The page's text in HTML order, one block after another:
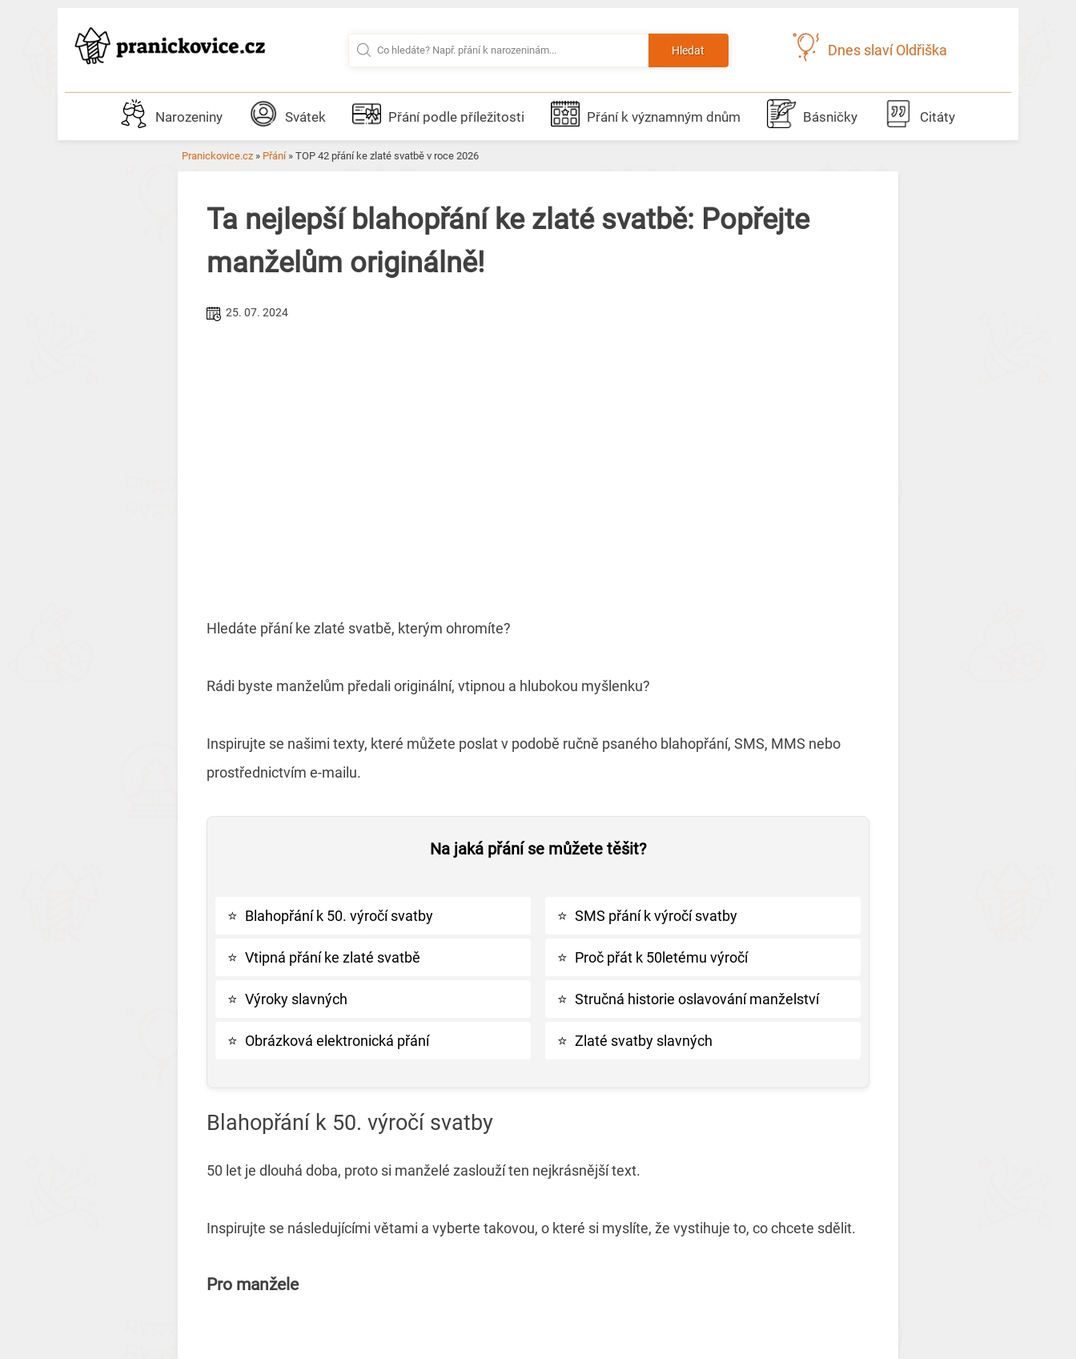
Hledat Dnes slaví Oldřiška
Narozeniny Svátek Přání podle příležitosti Přání k významným dnům Básničky Citáty
Pranickovice.cz » Přání» TOP 42 přání ke zlaté svatbě v roce 2026
Ta nejlepší blahopřání ke zlaté svatbě: Popřejte
manželům originálně!
25. 07. 2024
Hledáte přání ke zlaté svatbě, kterým ohromíte?
Rádi byste manželům předali originální, vtipnou a hlubokou myšlenku?
Inspirujte se našimi texty, které můžete poslat v podobě ručně psaného blahopřání, SMS, MMS nebo
prostřednictvím e-mailu.
Na jaká přání se můžete těšit?
⭐ Blahopřání k 50. výročí svatby
⭐ Vtipná přání ke zlaté svatbě
⭐ Výroky slavných
⭐ Obrázková elektronická přání
⭐ SMS přání k výročí svatby
⭐ Proč přát k 50letému výročí
⭐ Stručná historie oslavování manželství
⭐ Zlaté svatby slavných
Blahopřání k 50. výročí svatby
50 let je dlouhá doba, proto si manželé zaslouží ten nejkrásnější text.
Inspirujte se následujícími větami a vyberte takovou, o které si myslíte, že vystihuje to, co chcete sdělit.
Pro manžele